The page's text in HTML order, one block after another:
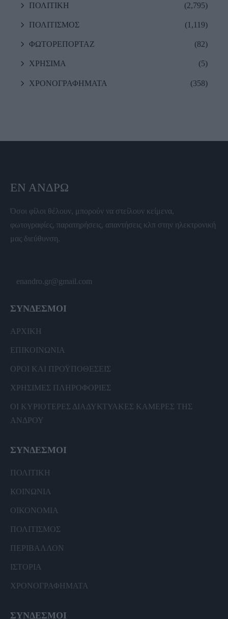
ΠΟΛΙΤΙΚΗ (2,795)
ΠΟΛΙΤΙΣΜΟΣ (1,119)
ΦΩΤΟΡΕΠΟΡΤΑΖ (82)
ΧΡΗΣΙΜΑ (5)
ΧΡΟΝΟΓΡΑΦΗΜΑΤΑ (358)
ΕΝ ΆΝΔΡΩ
Όσοι φίλοι θέλουν, μπορούν να στείλουν κείμενα,
φωτογραφίες, παρατηρήσεις, απαντήσεις κλπ στην ηλεκτρονική
μας διεύθυνση.
enandro.gr@gmail.com
ΣΥΝΔΕΣΜΟΙ
ΑΡΧΙΚΗ
ΕΠΙΚΟΙΝΩΝΙΑ
ΟΡΟΙ ΚΑΙ ΠΡΟΫΠΟΘΕΣΕΙΣ
ΧΡΗΣΙΜΕΣ ΠΛΗΡΟΦΟΡΙΕΣ
ΟΙ ΚΥΡΙΟΤΕΡΕΣ ΔΙΑΔΥΚΤΥΑΚΕΣ ΚΑΜΕΡΕΣ ΤΗΣ
ΑΝΔΡΟΥ
ΣΥΝΔΕΣΜΟΙ
ΠΟΛΙΤΙΚΗ
ΚΟΙΝΩΝΙΑ
ΟΙΚΟΝΟΜΙΑ
ΠΟΛΙΤΙΣΜΟΣ
ΠΕΡΙΒΑΛΛΟΝ
ΙΣΤΟΡΙΑ
ΧΡΟΝΟΓΡΑΦΗΜΑΤΑ
ΣΥΝΔΕΣΜΟΙ